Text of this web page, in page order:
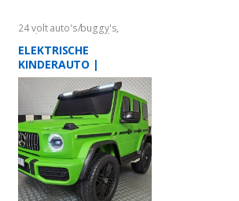
24 volt auto's/buggy's,
Kinderauto's Mercedes
ELEKTRISCHE
KINDERAUTO |
MERCEDES G63 | XXL |
AMG |2 PERSOONS |
24VOLT | MAT GROEN